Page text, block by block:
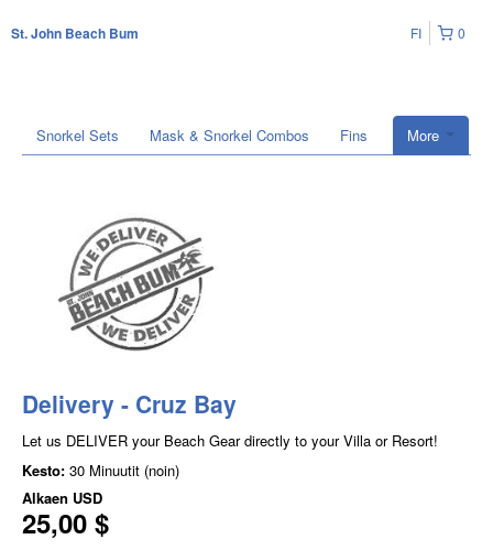
St. John Beach Bum 0
FI
More
Snorkel Sets Mask & Snorkel Combos Fins
Delivery - Cruz Bay
Let us DELIVER your Beach Gear directly to your Villa or Resort!
Kesto: 30 Minuutit (noin)
Alkaen USD
25,00 $